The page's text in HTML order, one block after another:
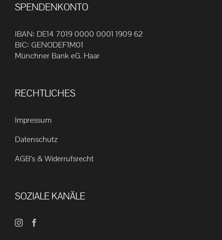
werden
SPENDENKONTO
IBAN: DE14 7019 0000 0001 1909 62
BIC: GENODEF1M01
Münchner Bank eG. Haar
RECHTLICHES
Impressum
Datenschutz
AGB’s & Widerrufsrecht
SOZIALE KANÄLE